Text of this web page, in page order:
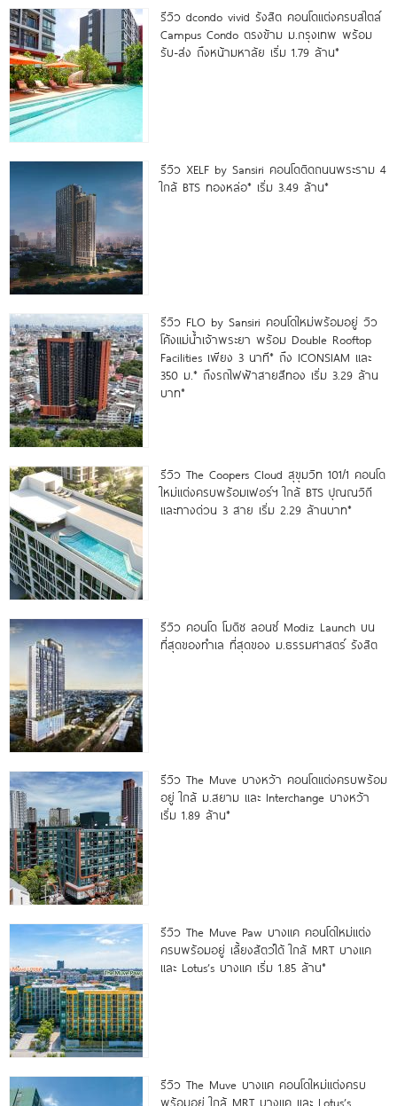
รีวิว dcondo vivid รังสิต คอนโดแต่งครบสไตล์
Campus Condo ตรงข้าม ม.กรุงเทพ พร้อม
รับ-ส่ง ถึงหน้ามหาลัย เริ่ม 1.79 ล้าน*
รีวิว XELF by Sansiri คอนโดติดถนนพระราม 4
ใกล้ BTS ทองหล่อ* เริ่ม 3.49 ล้าน*
รีวิว FLO by Sansiri คอนโดใหม่พร้อมอยู่ วิว
โค้งแม่น้ำเจ้าพระยา พร้อม Double Rooftop
Facilities เพียง 3 นาที* ถึง ICONSIAM และ
350 ม.* ถึงรถไฟฟ้าสายสีทอง เริ่ม 3.29 ล้าน
บาท*
รีวิว The Coopers Cloud สุขุมวิท 101/1 คอนโด
ใหม่แต่งครบพร้อมเฟอร์ฯ ใกล้ BTS ปุณณวิถี
และทางด่วน 3 สาย เริ่ม 2.29 ล้านบาท*
รีวิว คอนโด โมดิซ ลอนซ์ Modiz Launch บน
ที่สุดของทำเล ที่สุดของ ม.ธรรมศาสตร์ รังสิต
รีวิว The Muve บางหว้า คอนโดแต่งครบพร้อม
อยู่ ใกล้ ม.สยาม และ Interchange บางหว้า
เริ่ม 1.89 ล้าน*
รีวิว The Muve Paw บางแค คอนโดใหม่แต่ง
ครบพร้อมอยู่ เลี้ยงสัตว์ได้ ใกล้ MRT บางแค
และ Lotus’s บางแค เริ่ม 1.85 ล้าน*
รีวิว The Muve บางแค คอนโดใหม่แต่งครบ
พร้อมอยู่ ใกล้ MRT บางแค และ Lotus’s